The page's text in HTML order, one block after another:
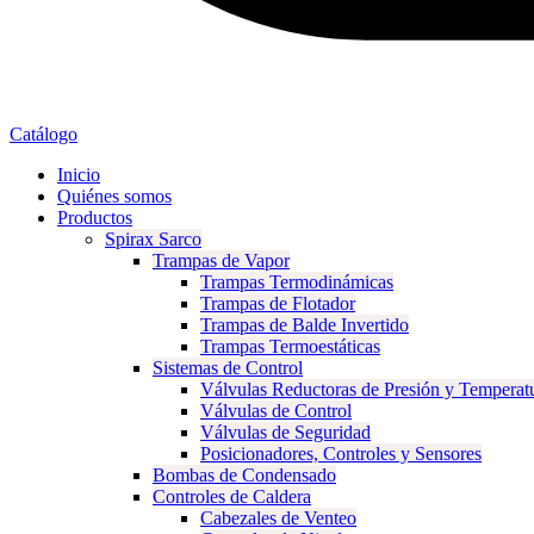
Catálogo
Inicio
Quiénes somos
Productos
Spirax Sarco
Trampas de Vapor
Trampas Termodinámicas
Trampas de Flotador
Trampas de Balde Invertido
Trampas Termoestáticas
Sistemas de Control
Válvulas Reductoras de Presión y
Válvulas de Control
Válvulas de Seguridad
Posicionadores, Controles y Sensores
Bombas de Condensado
Controles de Caldera
Cabezales de Venteo